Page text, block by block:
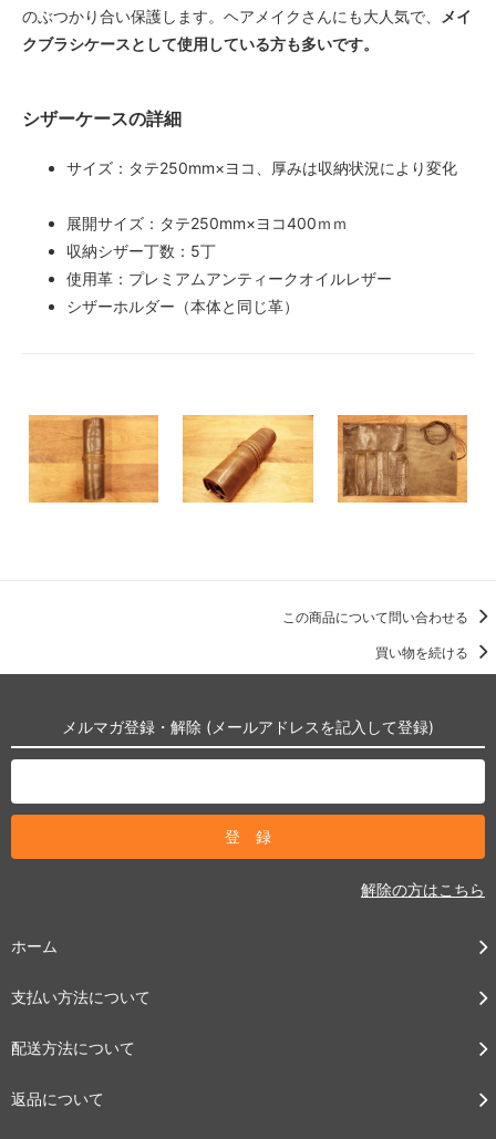
のぶつかり合い保護します。ヘアメイクさんにも大人気で、
メイ
クブラシケースとして使用している方も多いです。
シザーケースの詳細
サイズ：タテ250mm×ヨコ、厚みは収納状況により変化
展開サイズ：タテ250mm×ヨコ400ｍｍ
収納シザー丁数：5丁
使用革：プレミアムアンティークオイルレザー
シザーホルダー（本体と同じ革）
この商品について問い合わせる
買い物を続ける
メルマガ登録・解除 (メールアドレスを記入して登録)
解除の方はこちら
ホーム
支払い方法について
配送方法について
返品について